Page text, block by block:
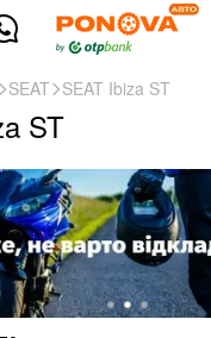
SEAT SEAT Ibiza ST
ST